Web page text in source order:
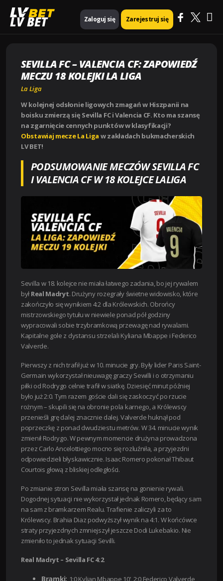
LV BET Zaloguj się Zarejestruj się
Strona główna
SEVILLA FC – VALENCIA CF: ZAPOWIEDŹ MECZU 18 KOLEJKI LA LIGA
SEVILLA FC – VALENCIA CF: ZAPOWIEDŹ
MECZU 18 KOLEJKI LA LIGA
La Liga
W kolejnej odsłonie ligowych zmagań w Hiszpanii na
boisku zmierzą się Sevilla FC i Valencia CF. Kto ma szansę
na zgarnięcie cennych punktów w klasyfikacji?
Obstawiaj mecze La Liga w zakładach bukmacherskich
LV BET!
PODSUMOWANIE MECZÓW SEVILLA FC
I VALENCIA CF W 18 KOLEJCE LALIGA
Sevilla w 18. kolejce nie miała łatwego zadania, bo jej rywalem
był Real Madryt. Drużyny rozegrały świetne widowisko, które
zakończyło się wynikiem 4:2 dla Królewskich. Obrońcy
mistrzowskiego tytułu w niewiele ponad pół godziny
wypracowali sobie trzybramkową przewagę nad rywalami.
Kapitalne gole z dystansu strzelali Kyliana Mbappe i Federico
Valverde.
Pierwszy z nich trafił już w 10. minucie gry. Były lider Paris Saint-
Germain wykorzystał nieuwagę graczy Sewilli i o otrzymaniu
piłki od Rodrygo celnie trafił w siatkę. Dziesięć minut później
było już 2:0. Tym razem goście dali się zaskoczyć po rzucie
rożnym – skupili się na obronie pola karnego, a Królewscy
przenieśli grę dalej znacznie dalej. Valverde huknął pod
poprzeczkę z ponad dwudziestu metrów. W 34. minucie wynik
zmienił Rodrygo.W pewnym momencie drużyna prowadzona
przez Carlo Ancelottiego mocno się rozluźniła, a przyjezdni
odpowiedzieli błyskawicznie. Isaac Romero pokonał Thibaut
Courtois głową z bliskiej odległości.
Po zmianie stron Sevilla miała szansę na gonienie rywali.
Dogodnej sytuacji nie wykorzystał jednak Romero, będący sam
na sam z bramkarzem Realu. Trafienie zaliczyli za to
Królewscy. Brahia Diaz podwyższył wynik na 4:1. W końcówce
straty przyjezdnych zmniejszył jeszcze Dodi Lukebakio. Nie
zmieniło to jednak sytuacji Sevilli.
Real Madryt – Sevilla FC 4:2
Bramki: 1:0 Kylian Mbappe 10’,2:0 Federico Valverde